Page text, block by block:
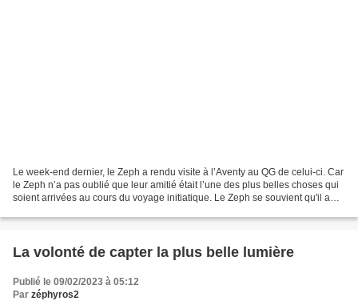
Le week-end dernier, le Zeph a rendu visite à l’Aventy au QG de celui-ci. Car
le Zeph n’a pas oublié que leur amitié était l’une des plus belles choses qui
soient arrivées au cours du voyage initiatique. Le Zeph se souvient qu'il a
La volonté de capter la plus belle lumière
Publié le 09/02/2023 à 05:12
Par zéphyros2